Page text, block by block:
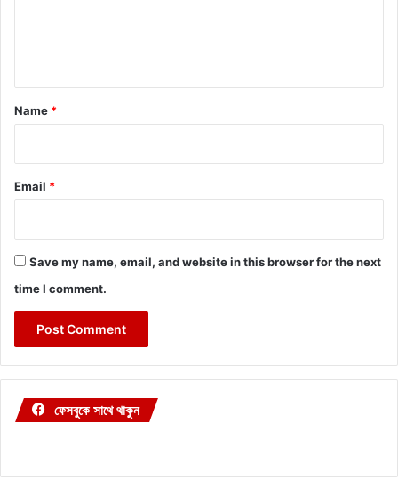
*
Name *
Email *
Save my name, email, and website in this browser for the next
time I comment.
ফেসবুকে সাথে থাকুন